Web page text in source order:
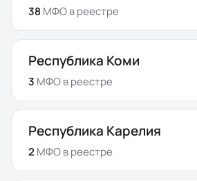
38 МФОв реестре
Республика Коми
3 МФОв реестре
Республика Карелия
2 МФОв реестре